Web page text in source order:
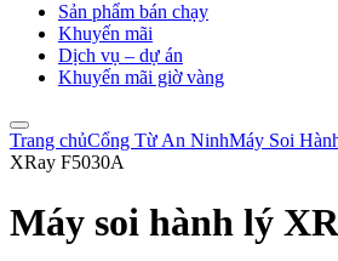
Sản phẩm bán chạy
Khuyến mãi
Dịch vụ – dự án
Khuyến mãi giờ vàng
Trang chủCổng Từ An NinhMáy Soi
XRay F5030A
Máy soi hành lý